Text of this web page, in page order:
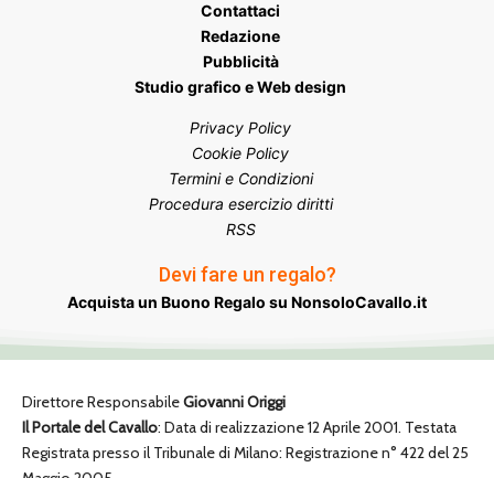
Contattaci
Redazione
Pubblicità
Studio grafico e Web design
Privacy Policy
Cookie Policy
Termini e Condizioni
Procedura esercizio diritti
RSS
Devi fare un regalo?
Acquista un Buono Regalo su NonsoloCavallo.it
Direttore ResponsabileGiovanni Origgi
Il Portale del Cavallo: Data di realizzazione 12 Aprile 2001. Testata
Registrata presso il Tribunale di Milano: Registrazione n° 422 del 25